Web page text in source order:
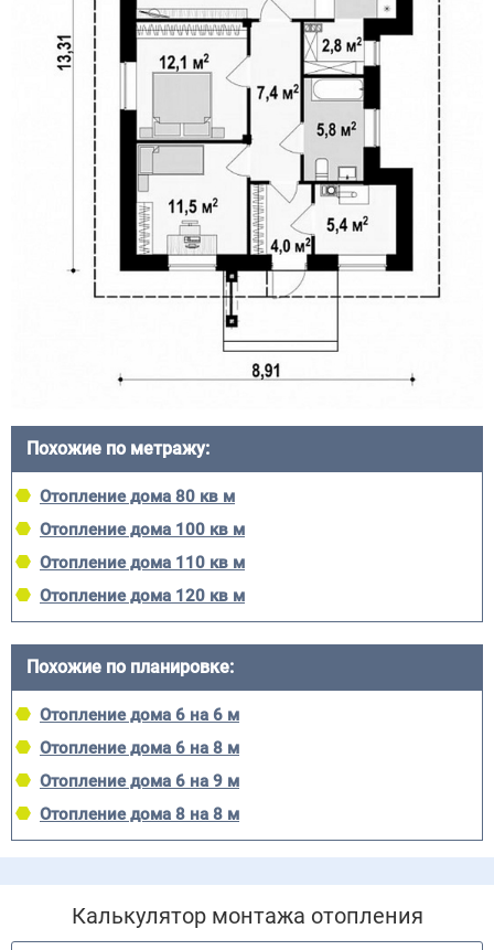
Похожие по метражу:
Отопление дома 80 кв м
Отопление дома 100 кв м
Отопление дома 110 кв м
Отопление дома 120 кв м
Похожие по планировке:
Отопление дома 6 на 6 м
Отопление дома 6 на 8 м
Отопление дома 6 на 9 м
Отопление дома 8 на 8 м
Калькулятор монтажа отопления